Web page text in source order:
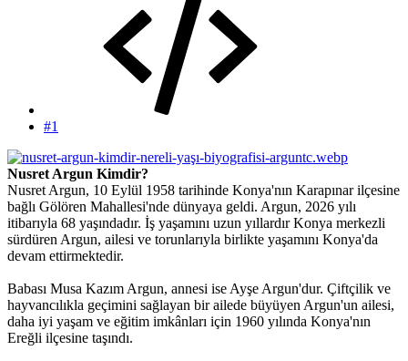
#1
Nusret Argun Kimdir?
Nusret Argun, 10 Eylül 1958 tarihinde Konya'nın Karapınar ilçesine
bağlı Gölören Mahallesi'nde dünyaya geldi. Argun, 2026 yılı
itibarıyla 68 yaşındadır. İş yaşamını uzun yıllardır Konya merkezli
sürdüren Argun, ailesi ve torunlarıyla birlikte yaşamını Konya'da
devam ettirmektedir.
Babası Musa Kazım Argun, annesi ise Ayşe Argun'dur. Çiftçilik ve
hayvancılıkla geçimini sağlayan bir ailede büyüyen Argun'un ailesi,
daha iyi yaşam ve eğitim imkânları için 1960 yılında Konya'nın
Ereğli ilçesine taşındı.